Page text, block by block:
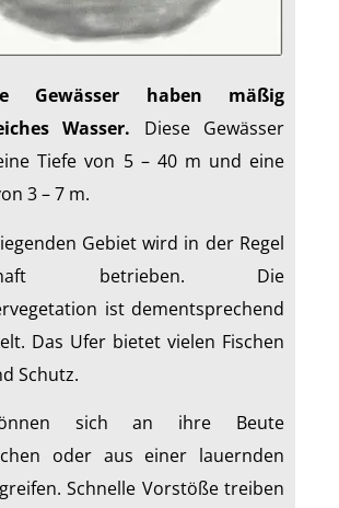
Gewässer haben mäßig
Wasser. Diese Gewässer
Tiefe von 5 – 40 m und eine
3 – 7 m.
Gebiet wird in der Regel
betrieben. Die
ist dementsprechend
Das Ufer bietet vielen Fischen
Schutz.
sich an ihre Beute
oder aus einer lauernden
Schnelle Vorstöße treiben